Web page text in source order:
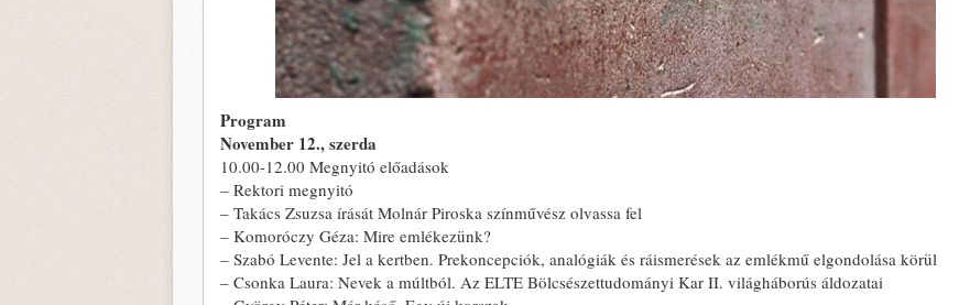
Program
November 12., szerda
10.00-12.00 Megnyitó előadások
– Rektori megnyitó
– Takács Zsuzsa írását Molnár Piroska színművész olvassa fel
– Komoróczy Géza: Mire emlékezünk?
– Szabó Levente: Jel a kertben. Prekoncepciók, analógiák és ráismerések az emlékmű elgondolása körül
– Csonka Laura: Nevek a múltból. Az ELTE Bölcsészettudományi Kar II. világháborús áldozatai